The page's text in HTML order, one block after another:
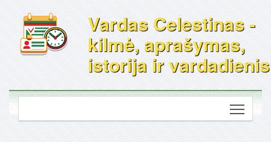
Vardas Celestinas -
kilmė, aprašymas,
istorija ir vardadienis